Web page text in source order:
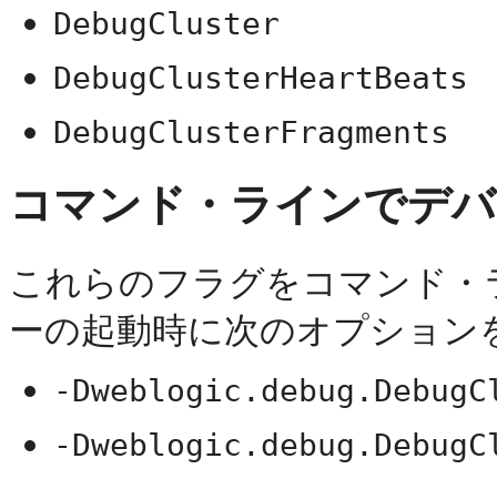
DebugCluster
DebugClusterHeartBeats
DebugClusterFragments
コマンド・ラインでデ
これらのフラグをコマンド
ーの起動時に次のオプション
-
-